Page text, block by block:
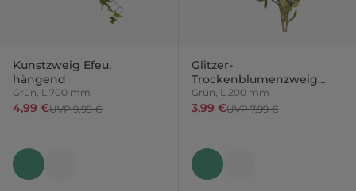
Kunstzweig Efeu,
hängend
Grün, L 700 mm
4,99 €UVP 9,99 €
Glitzer-
Trockenblumenzweig
RuscusGrün, L 200 mm
3,99 €UVP 7,99 €